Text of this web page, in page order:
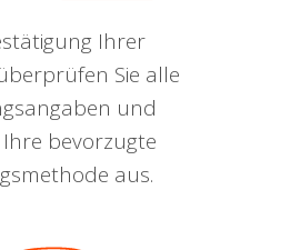
Ihrer
Sie alle
und
bevorzugte
aus.